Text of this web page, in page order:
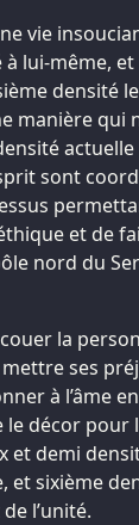
vie
lui-même,
densité
manière qui
actuelle
sont
et de
nord du
la
ses
à l’âme
décor pour
et demi
et sixième
l’unité.